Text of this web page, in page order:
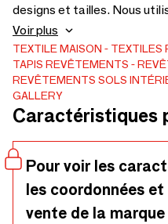
designs et tailles. Nous
viscose, du tencel, du jute,
pour animaux de
pouvons également réaliser
tailles. Nous avons plus de
FedEx est notre partenaire
économique et pratique
car nous sommes
www.indianruggallery.com
Voir plus
TEXTILE MAISON
TEXTILES
TAPIS REVÊTEMENTS
REVÊTEMENTS SOLS
GALLERY
Caractéristiques
Pour voir les
les coordonnées
vente de la marque